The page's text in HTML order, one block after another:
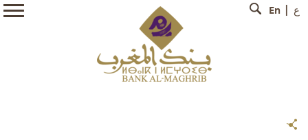
En ع